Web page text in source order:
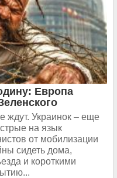
Европа
ждут. Украинок – еще
на язык
от мобилизации
сидеть дома,
и короткими